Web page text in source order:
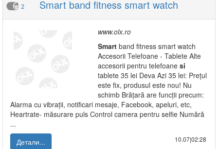
2 Smart band fitness smart watch
www.olx.ro
Smart band fitness smart watch
Accesorii Telefoane - Tablete Alte
accesorii pentru telefoane si
tablete 35 lei Deva Azi 35 lei: Prețul
este fix, produsul este nou! Nu
schimb Brățară are funcții precum:
Alarma cu vibrații, notificari mesaje, Facebook, apeluri, etc,
Heartrate- măsurare puls Control camera pentru selfie Numără
...
Детали...
10.07|02:28